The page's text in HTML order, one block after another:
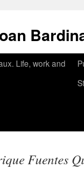
Life, work and
Fuentes